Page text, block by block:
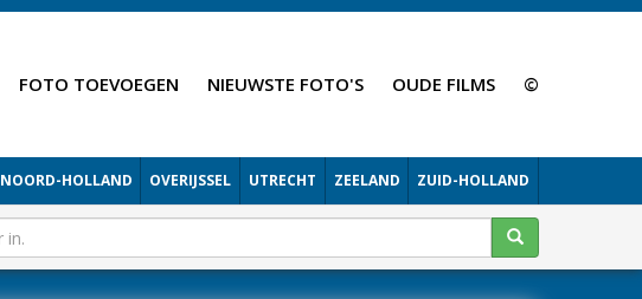
FOTO TOEVOEGEN NIEUWSTE FOTO'S OUDE FILMS ©
NOORD-HOLLAND OVERIJSSEL UTRECHT ZEELAND ZUID-HOLLAND